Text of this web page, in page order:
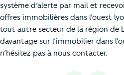
système d’alerte par mail et
offres immobilières dans l’ouest
tout autre secteur de la région de
davantage sur l’immobilier dans
n’hésitez pas à nous contacter.